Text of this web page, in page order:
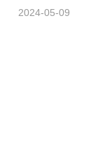
2024-05-09